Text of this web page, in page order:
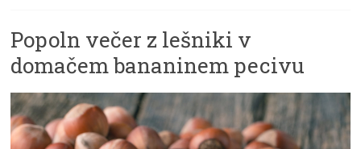
Popoln večer z lešniki v
domačem bananinem pecivu